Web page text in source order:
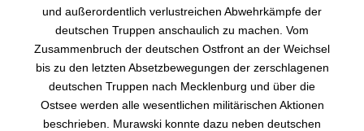
und außerordentlich verlustreichen Abwehrkämpfe der
deutschen Truppen anschaulich zu machen. Vom
Zusammenbruch der deutschen Ostfront an der Weichsel
bis zu den letzten Absetzbewegungen der zerschlagenen
deutschen Truppen nach Mecklenburg und über die
Ostsee werden alle wesentlichen militärischen Aktionen
beschrieben. Murawski konnte dazu neben deutschen